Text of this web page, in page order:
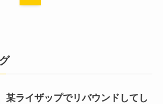
某ライザップでリバウンドしてし